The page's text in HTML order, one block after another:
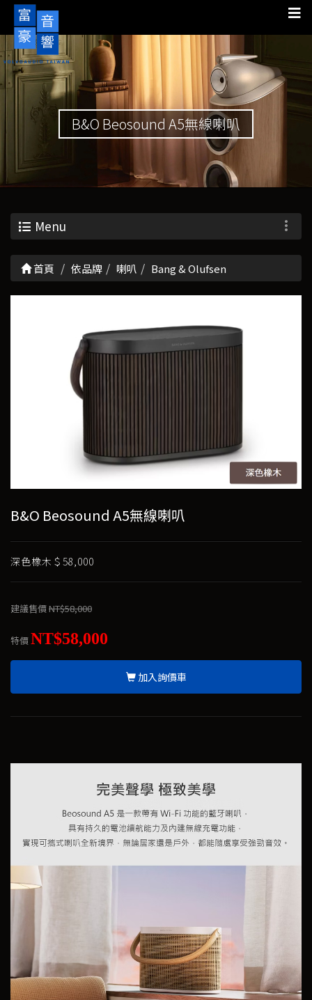
B&O Beosound A5無線喇叭
Menu
首頁 依品牌 喇叭 Bang & Olufsen
B&O Beosound A5無線喇叭
深色橡木＄58,000
建議售價NT$58,000
特價NT$58,000
加入詢價車